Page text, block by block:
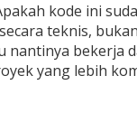
kode ini
teknis,
bekerja
yang lebih